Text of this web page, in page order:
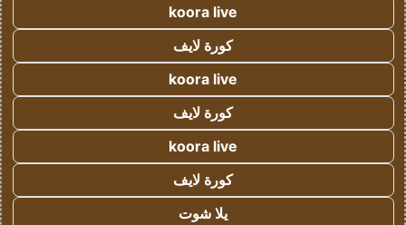
koora live
كورة لايف
koora live
كورة لايف
koora live
كورة لايف
يلا شوت